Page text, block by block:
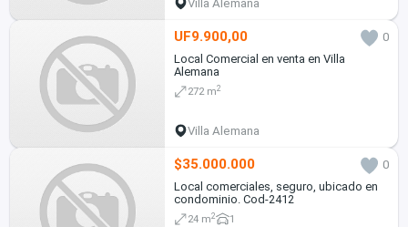
Villa Alemana
UF9.900,00
0
Local Comercial en venta en Villa
Alemana
272 m2
Villa Alemana
$35.000.000
0
Local comerciales, seguro, ubicado en
condominio. Cod-2412
24 m2 1